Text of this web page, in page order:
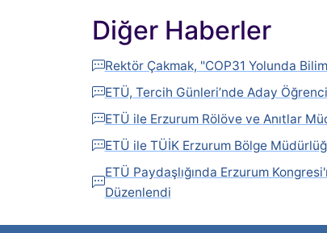
Diğer Haberler
Rektör Çakmak, "COP31 Yolunda
ETÜ, Tercih Günleri’nde Aday
ETÜ ile Erzurum Rölöve ve Anıtlar
ETÜ ile TÜİK Erzurum Bölge
ETÜ Paydaşlığında Erzurum
Düzenlendi